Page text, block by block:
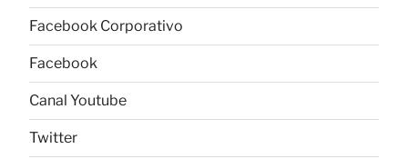
Facebook Corporativo
Facebook
Canal Youtube
Twitter